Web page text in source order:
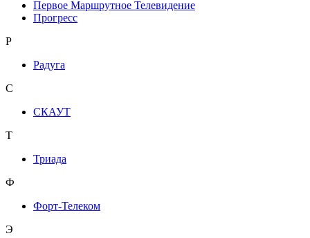
Первое Маршрутное Телевидение
Прогресс
Р
Радуга
С
СКАУТ
Т
Триада
Ф
Форт-Телеком
Э